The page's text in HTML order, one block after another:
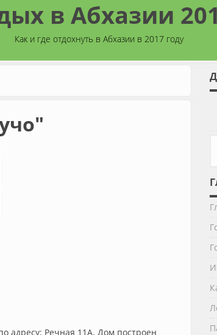
в Абхазии
Как и где отдохнуть в Абхазии в 2017 году
адресу: Речная 11А. Дом построен